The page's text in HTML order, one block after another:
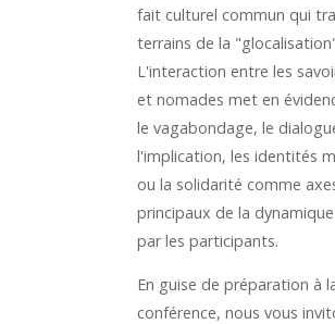
fait culturel commun qui
terrains de la
L'interaction entre les
et nomades met en
le vagabondage, le
l'implication, les identités
ou la solidarité comme
principaux de la
par les participants.
En guise de préparation à
conférence, nous vous